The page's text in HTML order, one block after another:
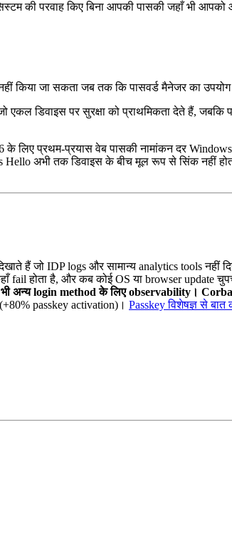
की परवाह किए बिना आपकी पासकी जहाँ भी
किया जा सकता जब तक कि पासवर्ड मैनेजर का उपयोग
डिवाइस पर सुरक्षा को प्राथमिकता देते हैं, जबकि
लिए प्रथम-प्रयास वेब पासकी नामांकन दर
अभी तक डिवाइस के बीच मूल रूप से सिंक नहीं
हैं जो IDP logs और सामान्य analytics tools नहीं
fail होता है, और कब कोई OS या browser update
अन्य login method के लिए observability।
passkey activation)। Passkey विशेषज्ञ से बात